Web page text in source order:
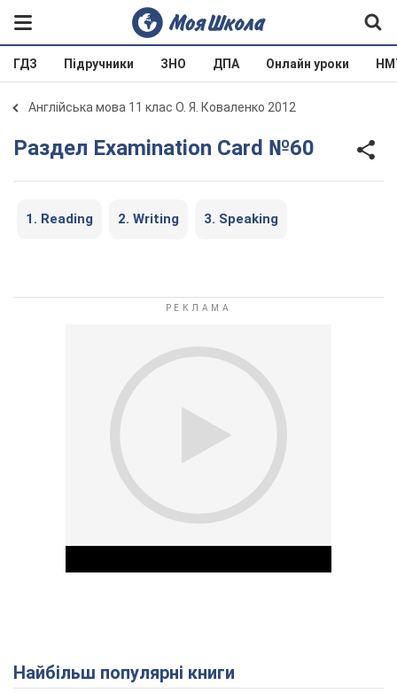
ГДЗ Підручники ЗНО ДПА Онлайн уроки
Англійська мова 11 клас О. Я. Коваленко 2012
Раздел Examination Card №60
1. Reading 2. Writing 3. Speaking
Play Video
Найбільш популярні книги